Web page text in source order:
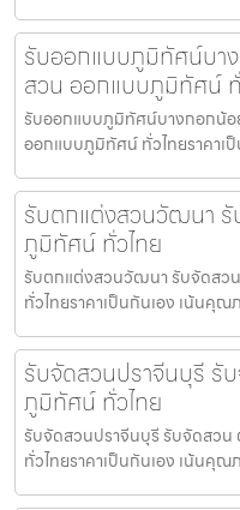
รับออกแบบภูมิทัศน์บา
สวน ออกแบบภูมิทัศน์
รับออกแบบภูมิทัศน์บางกอกน้
ออกแบบภูมิทัศน์ ทั่วไทยราคาเ
รับตกแต่งสวนวัฒนา
ภูมิทัศน์ ทั่วไทย
รับตกแต่งสวนวัฒนา รับจัดส
ทั่วไทยราคาเป็นกันเอง เน้นคุ
รับจัดสวนปราจีนบุรี รั
ภูมิทัศน์ ทั่วไทย
รับจัดสวนปราจีนบุรี รับจัดสว
ทั่วไทยราคาเป็นกันเอง เน้นคุ